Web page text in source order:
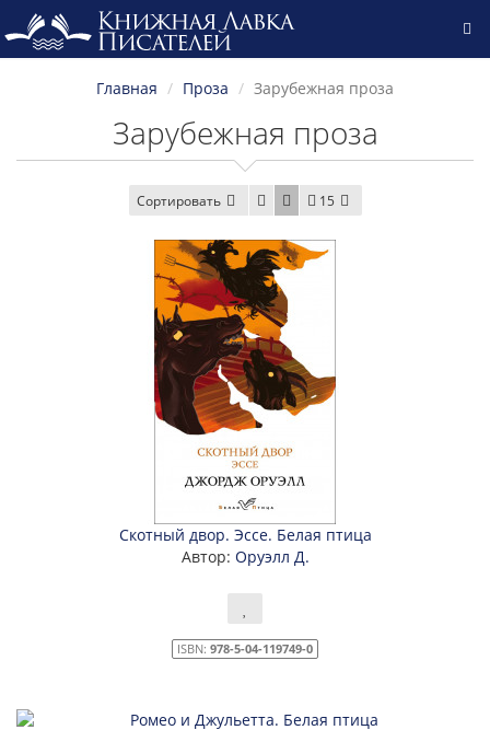
Главная Проза Зарубежная проза
Зарубежная проза
Сортировать 15
Скотный двор. Эссе. Белая птица
Автор: Оруэлл Д.
ISBN: 978-5-04-119749-0